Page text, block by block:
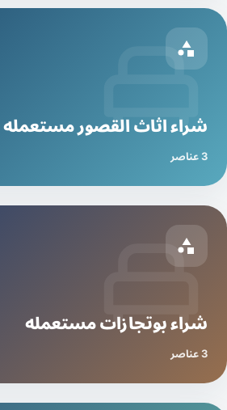
شراء اثاث القصور مستعمله
3 عناصر
شراء بوتجازات مستعمله
3 عناصر